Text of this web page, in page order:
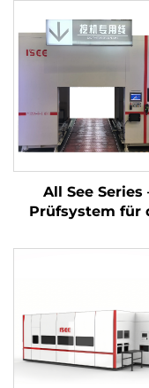
All See Series
Prüfsystem für
Motors